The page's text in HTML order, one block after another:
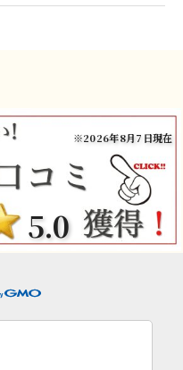
※2026年8月7日現在
5.0